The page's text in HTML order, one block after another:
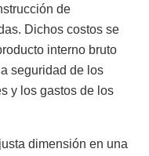
de
Dichos costos se
interno bruto
seguridad de los
y los gastos de los
dimensión en una